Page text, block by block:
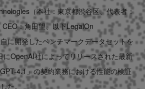
（本社：東京都渋谷区、代表者：
：角田望、以下LegalOn
に開発したベンチマークデータセットを
にOpenAI社によってリリースされた最新
4.1」の契約業務における性能の検証
た。